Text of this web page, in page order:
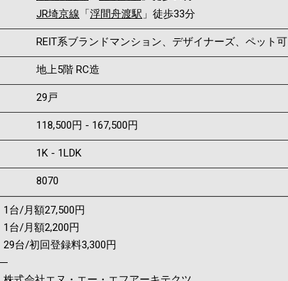
JR埼京線 「浮間舟渡駅 」徒歩33分
REIT系ブランドマンション、デザイナーズ、ペット可
地上5階 RC造
29戸
118,500円 - 167,500円
1K - 1LDK
8070
/月額27,500円
台/月額2,200円
/初回登録料3,300円